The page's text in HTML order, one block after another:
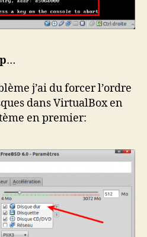
…
j’ai du forcer l’ordre
dans VirtualBox en
en premier: